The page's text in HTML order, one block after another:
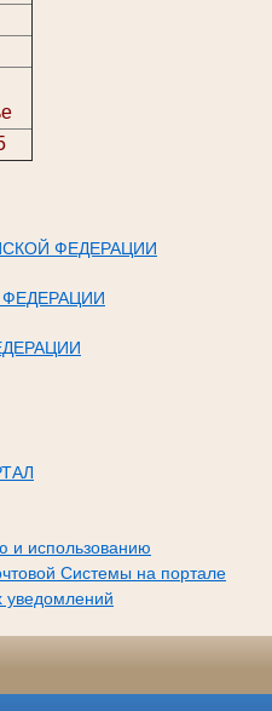
ФЕДЕРАЦИИ
и использованию
Системы на портале
уведомлений